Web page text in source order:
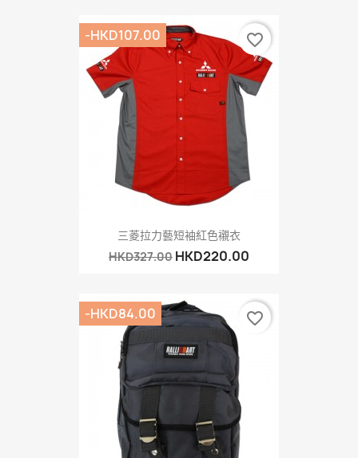
三菱拉力藝短袖紅色襯衣
HKD327.00 HKD220.00
-HKD107.00 favorite_border
-HKD84.00 favorite_border